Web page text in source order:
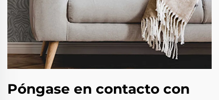
Póngase en contacto con